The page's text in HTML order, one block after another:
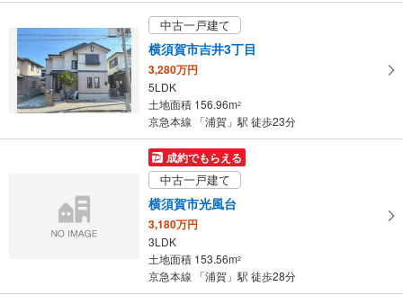
中古一戸建て
横須賀市吉井3丁目
3,280万円
5LDK
土地面積 156.96m2
京急本線 「浦賀」駅 徒歩23分
成約でもらえる
中古一戸建て
横須賀市光風台
3,180万円
3LDK
土地面積 153.56m2
京急本線 「浦賀」駅 徒歩28分